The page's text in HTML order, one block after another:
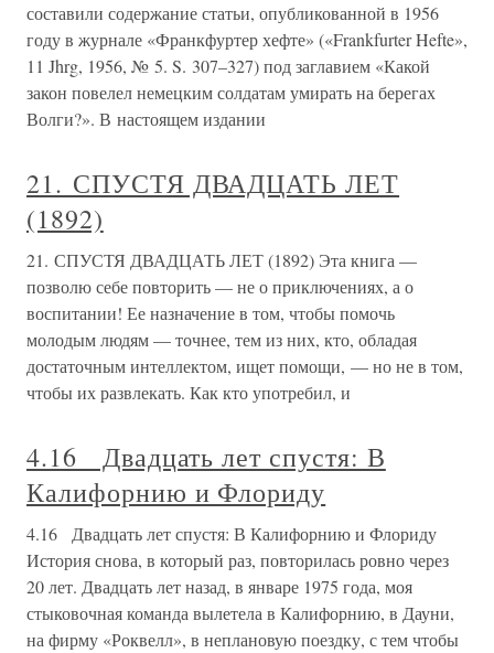
составили содержание статьи, опубликованной в 1956
году в журнале «Франкфуртер хефте» («Frankfurter Hefte»,
11 Jhrg, 1956, № 5. S. 307–327) под заглавием «Какой
закон повелел немецким солдатам умирать на берегах
Волги?». В настоящем издании
21. СПУСТЯ ДВАДЦАТЬ ЛЕТ
(1892)
21. СПУСТЯ ДВАДЦАТЬ ЛЕТ (1892) Эта книга —
позволю себе повторить — не о приключениях, а о
воспитании! Ее назначение в том, чтобы помочь
молодым людям — точнее, тем из них, кто, обладая
достаточным интеллектом, ищет помощи, — но не в том,
чтобы их развлекать. Как кто употребил, и
4.16 Двадцать лет спустя: В
Калифорнию и Флориду
4.16 Двадцать лет спустя: В Калифорнию и Флориду
История снова, в который раз, повторилась ровно через
20 лет. Двадцать лет назад, в январе 1975 года, моя
стыковочная команда вылетела в Калифорнию, в Дауни,
на фирму «Роквелл», в неплановую поездку, с тем чтобы